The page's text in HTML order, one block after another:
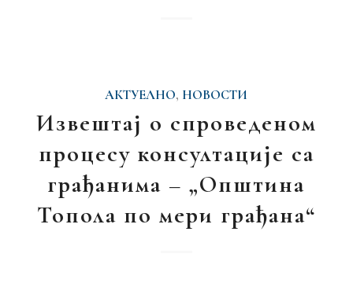
АКТУЕЛНО, НОВОСТИ
Извештај о спроведеном
процесу консултације са
грађанима – „Општина
Топола по мери грађана“